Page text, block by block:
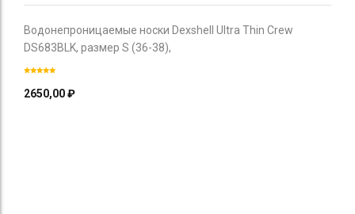
Водонепроницаемые носки Dexshell Ultra Thin Crew
DS683BLK, размер S (36-38),
2650,00₽